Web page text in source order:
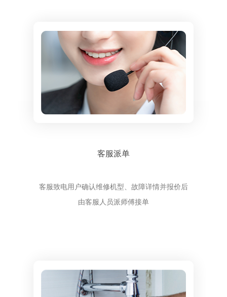
客服派单
客服致电用户确认维修机型、故障详情并报价后
由客服人员派师傅接单